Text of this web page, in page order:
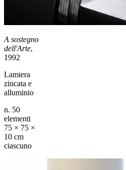
A sostegno
dell'Arte,
1992
Lamiera
zincata e
alluminio
n. 50
elementi
75 × 75 ×
10 cm
ciascuno